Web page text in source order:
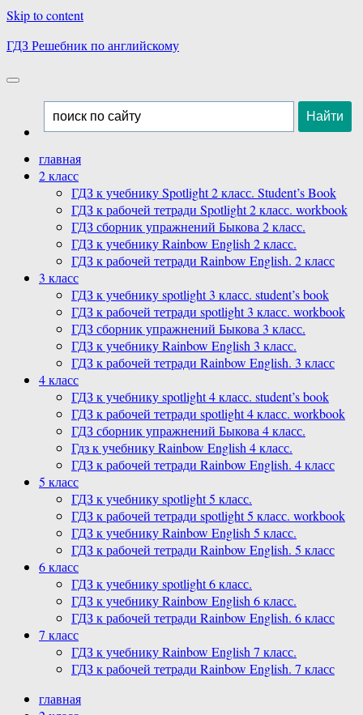
Skip to content
ГДЗ Решебник по английскому
главная
2 класс
ГДЗ к учебнику Spotlight 2 класс. Student’s Book
ГДЗ к рабочей тетради Spotlight 2 класс. workbook
ГДЗ сборник упражнений Быкова 2 класс.
ГДЗ к учебнику Rainbow English 2 класс.
ГДЗ к рабочей тетради Rainbow English. 2 класс
3 класс
ГДЗ к учебнику spotlight 3 класс. student’s book
ГДЗ к рабочей тетради spotlight 3 класс. workbook
ГДЗ сборник упражнений Быкова 3 класс.
ГДЗ к учебнику Rainbow English 3 класс.
ГДЗ к рабочей тетради Rainbow English. 3 класс
4 класс
ГДЗ к учебнику spotlight 4 класс. student’s book
ГДЗ к рабочей тетради spotlight 4 класс. workbook
ГДЗ сборник упражнений Быкова 4 класс.
Гдз к учебнику Rainbow English 4 класс.
ГДЗ к рабочей тетради Rainbow English. 4 класс
5 класс
ГДЗ к учебнику spotlight 5 класс.
ГДЗ к рабочей тетради spotlight 5 класс. workbook
ГДЗ к учебнику Rainbow English 5 класс.
ГДЗ к рабочей тетради Rainbow English. 5 класс
6 класс
ГДЗ к учебнику spotlight 6 класс.
ГДЗ к учебнику Rainbow English 6 класс.
ГДЗ к рабочей тетради Rainbow English. 6 класс
7 класс
ГДЗ к учебнику Rainbow English 7 класс.
ГДЗ к рабочей тетради Rainbow English. 7 класс
главная